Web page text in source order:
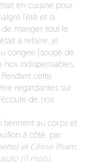
en cuisine pour
l’été et la
de manger tout le
à refaire, je
congee (soupe de
nos indispensables,
cette
regardantes sur
de nos
tiennent au corps et
à côté, par
et Céline Pham,
(11 mois).